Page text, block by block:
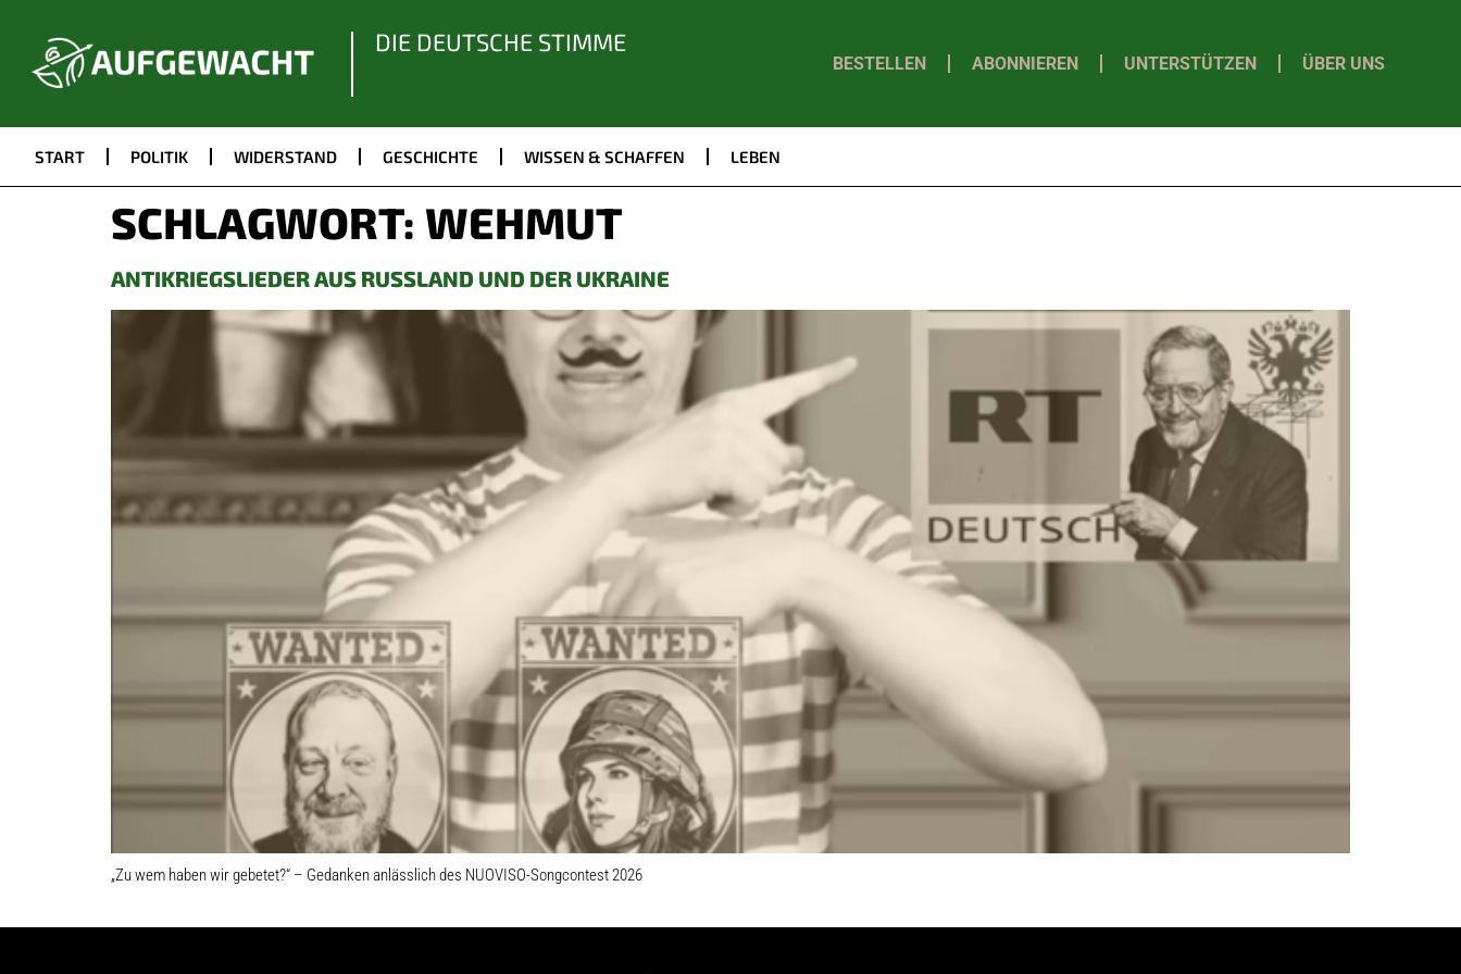
DIE DEUTSCHE STIMME
BESTELLEN ABONNIEREN UNTERSTÜTZEN ÜBER UNS
START POLITIK WIDERSTAND GESCHICHTE WISSEN & SCHAFFEN LEBEN
SCHLAGWORT: WEHMUT
ANTIKRIEGSLIEDER AUS RUSSLAND UND DER UKRAINE
„Zu wem haben wir gebetet?“ – Gedanken anlässlich des NUOVISO-Songcontest 2026